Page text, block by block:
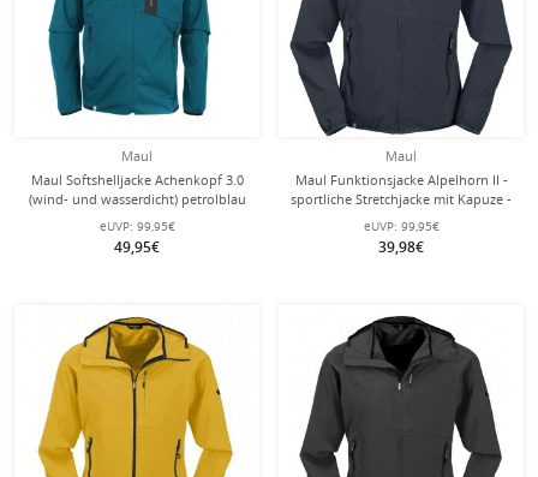
Maul
Maul Softshelljacke Achenkopf 3.0
(wind- und wasserdicht) petrolblau
Herren
eUVP: 99,95€
49,95€
Maul
Maul Funktionsjacke Alpelhorn II -
sportliche Stretchjacke mit Kapuze -
darkblau Herren - Übergröße -
eUVP: 99,95€
39,98€